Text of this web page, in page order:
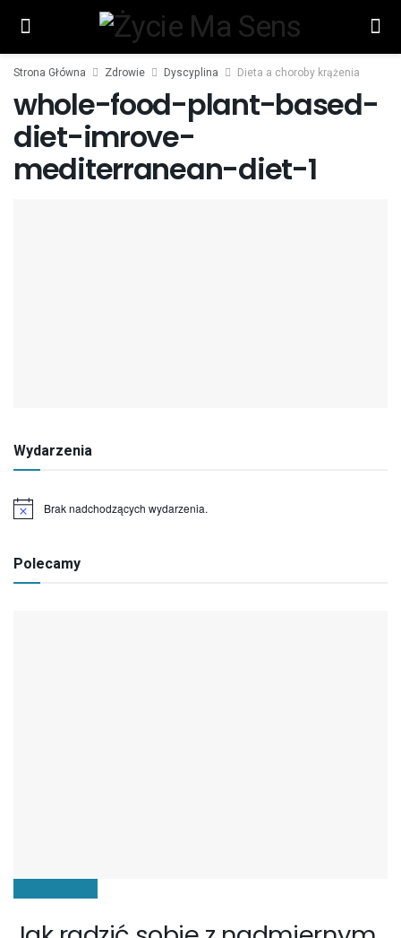
Strona Główna Zdrowie Dyscyplina Dieta a choroby krążenia
whole-food-plant-based-
diet-imrove-
mediterranean-diet-1
Wydarzenia
Powiadomienie
Brak nadchodzących wydarzenia.
Polecamy